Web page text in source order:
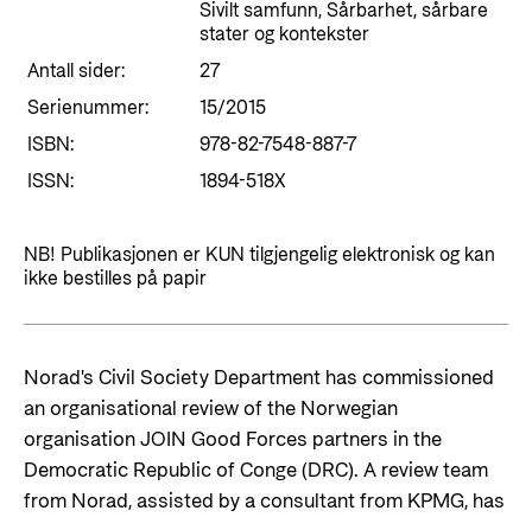
Styresett og økonomisk utvikling
For næringslivet
Statsgarantiordningen for investeringer i
fornybar energi
Norad - Partnerskap med privat sektor
Viktige dokumenter og lenker
Partnerfordeling
Evalueringer (Norec)
Historie
Kontakt
Norads Varslingstjeneste
Presse og media
Postjournal
Personvern
Sivilt samfunn, Sårbarhet, sårbare
stater og kontekster
Antall sider:
27
Serienummer:
15/2015
ISBN:
978-82-7548-887-7
ISSN:
1894-518X
NB! Publikasjonen er KUN tilgjengelig elektronisk og kan
ikke bestilles på papir
Norad's Civil Society Department has commissioned
an organisational review of the Norwegian
organisation JOIN Good Forces partners in the
Democratic Republic of Conge (DRC). A review team
from Norad, assisted by a consultant from KPMG, has